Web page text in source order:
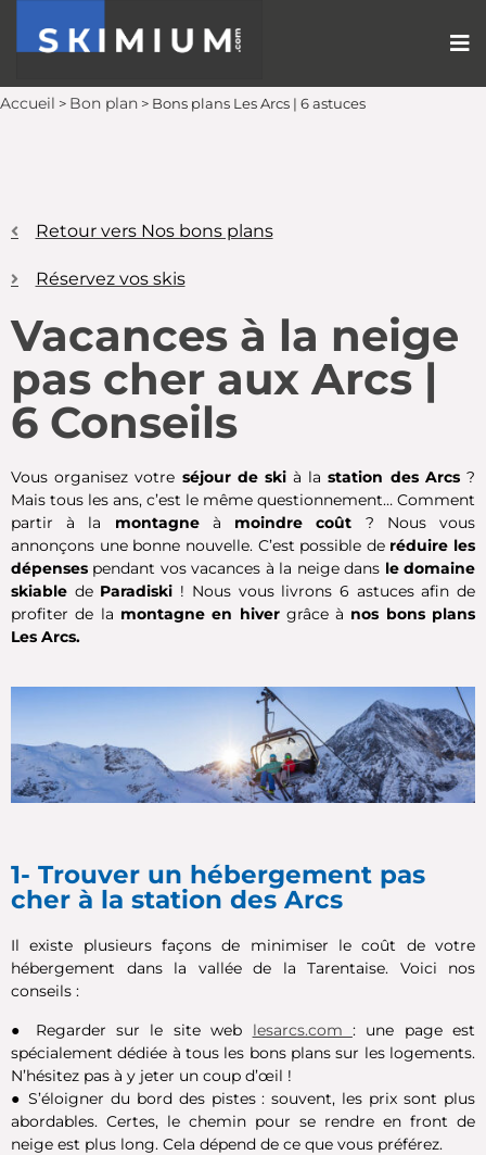
Accueil > Bon plan > Bons plans Les Arcs | 6 astuces
Retour vers Nos bons plans
Réservez vos skis
Vacances à la neige
pas cher aux Arcs |
6 Conseils
Vous organisez votre séjour de skià lastation des Arcs?
Mais tous les ans, c’est le même questionnement… Comment
partir à la montagneà moindre coût ? Nous vous
annonçons une bonne nouvelle. C’est possible de réduire les
dépenses pendant vos vacances à la neige dans le domaine
skiable de Paradiski ! Nous vous livrons 6 astuces afin de
profiter de la montagne en hivergrâce à nos bons plans
Les Arcs.
1- Trouver un hébergement pas
cher à la station des Arcs
Il existe plusieurs façons de minimiser le coût de votre
hébergement dans la vallée de la Tarentaise. Voici nos
conseils :
● Regarder sur le site web lesarcs.com : une page est
spécialement dédiée à tous les bons plans sur les logements.
N’hésitez pas à y jeter un coup d’œil !
● S’éloigner du bord des pistes : souvent, les prix sont plus
abordables. Certes, le chemin pour se rendre en front de
neige est plus long. Cela dépend de ce que vous préférez.